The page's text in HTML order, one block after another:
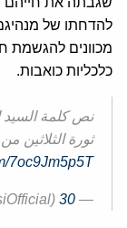
להדחתו של
מכוונים להגשמת
כלכליות כואבות.
نص كلمة السيد
ثورة الثلاثين من
7oc9Jm5p5T
— Abdelfattah Elsisi (@AlsisiOfficial) 30 ביוני 2018